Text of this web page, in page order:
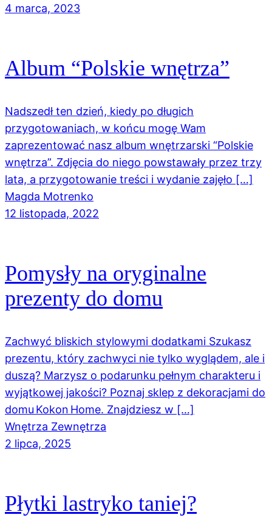
4 marca, 2023
Album “Polskie wnętrza”
Nadszedł ten dzień, kiedy po długich
przygotowaniach, w końcu mogę Wam
zaprezentować nasz album wnętrzarski “Polskie
wnętrza”. Zdjęcia do niego powstawały przez trzy
lata, a przygotowanie treści i wydanie zajęło […]
Magda Motrenko
12 listopada, 2022
Pomysły na oryginalne
prezenty do domu
Zachwyć bliskich stylowymi dodatkami Szukasz
prezentu, który zachwyci nie tylko wyglądem, ale i
duszą? Marzysz o podarunku pełnym charakteru i
wyjątkowej jakości? Poznaj sklep z dekoracjami do
domu Kokon Home. Znajdziesz w […]
Wnętrza Zewnętrza
2 lipca, 2025
Płytki lastryko taniej?